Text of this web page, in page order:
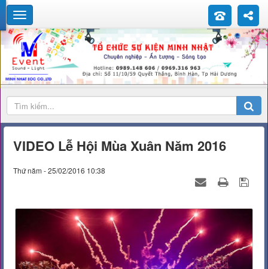
VIDEO Lễ Hội Mùa Xuân Năm 2016
Thứ năm - 25/02/2016 10:38